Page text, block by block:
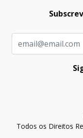
Todos os Direitos